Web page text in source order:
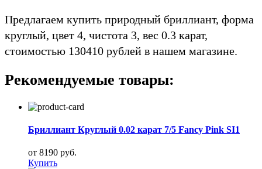
Предлагаем купить природный бриллиант, форма
круглый, цвет 4, чистота 3, вес 0.3 карат,
стоимостью 130410 рублей в нашем магазине.
Рекомендуемые товары:
Бриллиант Круглый 0.02 карат 7/5 Fancy Pink SI1
от 8190 руб.
Купить